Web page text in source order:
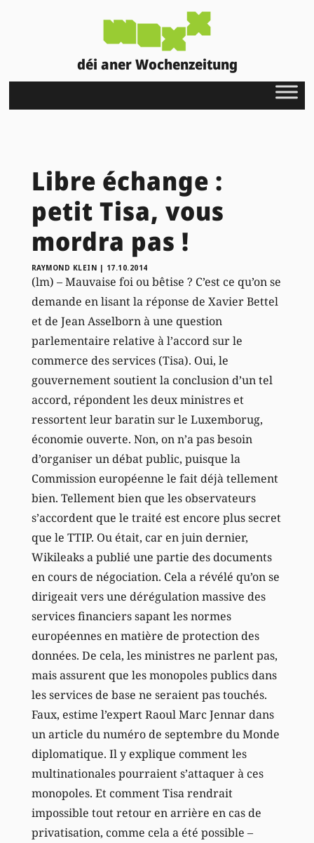
déi aner Wochenzeitung
Libre échange :
petit Tisa, vous
mordra pas !
RAYMOND KLEIN | 17.10.2014
(lm) – Mauvaise foi ou bêtise ? C’est ce qu’on se
demande en lisant la réponse de Xavier Bettel
et de Jean Asselborn à une question
parlementaire relative à l’accord sur le
commerce des services (Tisa). Oui, le
gouvernement soutient la conclusion d’un tel
accord, répondent les deux ministres et
ressortent leur baratin sur le Luxemborug,
économie ouverte. Non, on n’a pas besoin
d’organiser un débat public, puisque la
Commission européenne le fait déjà tellement
bien. Tellement bien que les observateurs
s’accordent que le traité est encore plus secret
que le TTIP. Ou était, car en juin dernier,
Wikileaks a publié une partie des documents
en cours de négociation. Cela a révélé qu’on se
dirigeait vers une dérégulation massive des
services financiers sapant les normes
européennes en matière de protection des
données. De cela, les ministres ne parlent pas,
mais assurent que les monopoles publics dans
les services de base ne seraient pas touchés.
Faux, estime l’expert Raoul Marc Jennar dans
un article du numéro de septembre du Monde
diplomatique. Il y explique comment les
multinationales pourraient s’attaquer à ces
monopoles. Et comment Tisa rendrait
impossible tout retour en arrière en cas de
privatisation, comme cela a été possible –